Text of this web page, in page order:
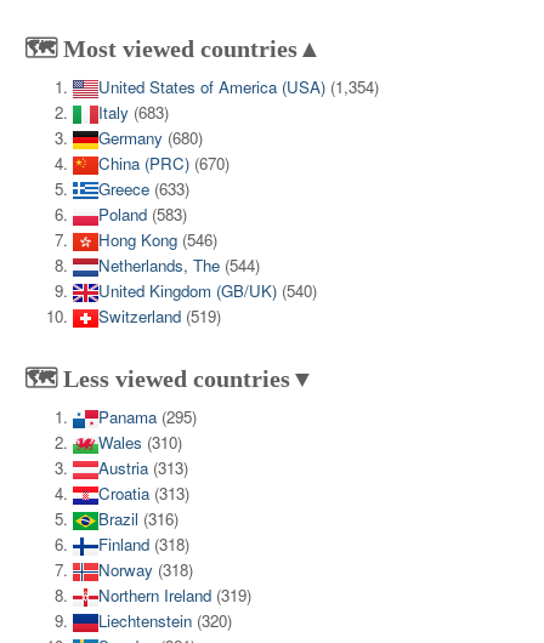
🗺️ Most viewed countries▲
United States of America (USA) (1,354)
Italy (683)
Germany (680)
China (PRC) (670)
Greece (633)
Poland (583)
Hong Kong (546)
Netherlands, The (544)
United Kingdom (GB/UK) (540)
Switzerland (519)
🗺️ Less viewed countries▼
Panama (295)
Wales (310)
Austria (313)
Croatia (313)
Brazil (316)
Finland (318)
Norway (318)
Northern Ireland (319)
Liechtenstein (320)